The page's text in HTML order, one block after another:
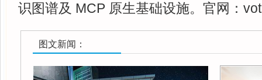
识图谱及 MCP 原生基础设施。官网：
图文新闻：